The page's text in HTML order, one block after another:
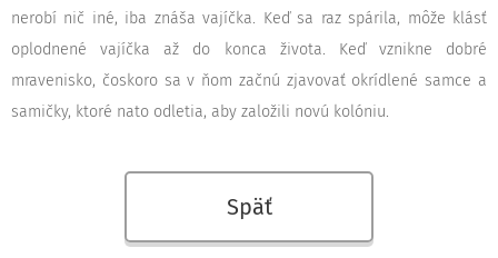
nerobí nič iné, iba znáša vajíčka. Keď sa raz spárila, môže klásť
oplodnené vajíčka až do konca života. Keď vznikne dobré
mravenisko, čoskoro sa v ňom začnú zjavovať okrídlené samce a
samičky, ktoré nato odletia, aby založili novú kolóniu.
Späť